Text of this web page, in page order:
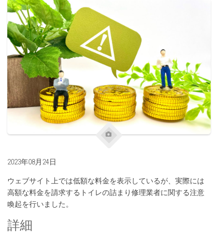
2023年08月24日
ウェブサイト上では低額な料金を表示しているが、実際には
高額な料金を請求するトイレの詰まり修理業者に関する注意
喚起を行いました。
詳細